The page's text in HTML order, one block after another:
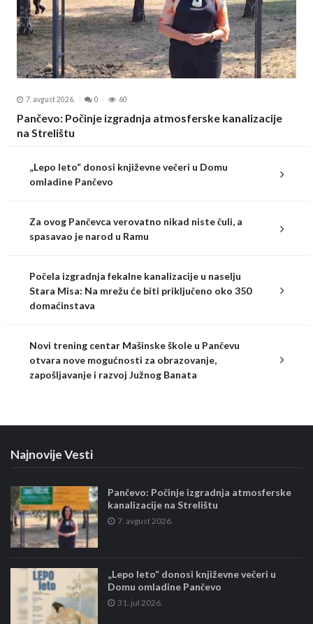
7. avgust 2026. 0 60
Pančevo: Počinje izgradnja atmosferske kanalizacije
na Strelištu
„Lepo leto“ donosi književne večeri u Domu
omladine Pančevo
Za ovog Pančevca verovatno nikad niste čuli, a
spasavao je narod u Ramu
Počela izgradnja fekalne kanalizacije u naselju
Stara Misa: Na mrežu će biti priključeno oko 350
domaćinstava
Novi trening centar Mašinske škole u Pančevu
otvara nove mogućnosti za obrazovanje,
zapošljavanje i razvoj Južnog Banata
Najnovije Vesti
Pančevo: Počinje izgradnja atmosferske
kanalizacije na Strelištu
7. avgust 2026.
„Lepo leto“ donosi književne večeri u
Domu omladine Pančevo
31. jul 2026.